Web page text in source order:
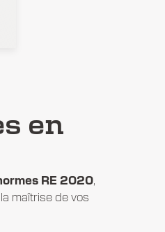
en
RE 2020,
maîtrise de vos